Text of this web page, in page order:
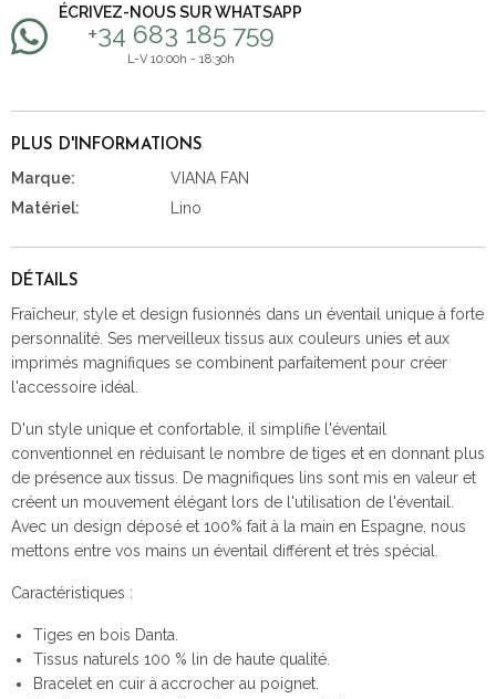
ÉCRIVEZ-NOUS SUR WHATSAPP
+34 683 185 759
L-V 10:00h - 18:30h
PLUS D'INFORMATIONS
Marque:
VIANA FAN
Matériel:
Lino
DÉTAILS
Fraîcheur, style et design fusionnés dans un éventail unique à forte
personnalité. Ses merveilleux tissus aux couleurs unies et aux
imprimés magnifiques se combinent parfaitement pour créer
l'accessoire idéal.
D'un style unique et confortable, il simplifie l'éventail
conventionnel en réduisant le nombre de tiges et en donnant plus
de présence aux tissus. De magnifiques lins sont mis en valeur et
créent un mouvement élégant lors de l'utilisation de l'éventail.
Avec un design déposé et 100% fait à la main en Espagne, nous
mettons entre vos mains un éventail différent et très spécial.
Caractéristiques :
Tiges en bois Danta.
Tissus naturels 100 % lin de haute qualité.
Bracelet en cuir à accrocher au poignet.